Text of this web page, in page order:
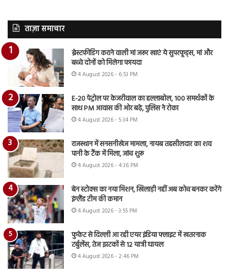
ताज़ा समाचार
ब्रेस्टफीडिंग कराने वाली मां जरूर खाएं ये सुपरफूड्स, मां और
बच्चे दोनों को मिलेगा फायदा
4 August 2026 - 6:53 PM
E-20 पेट्रोल पर केजरीवाल का हल्लाबोल, 100 समर्थकों के
साथ PM आवास की ओर बढ़े, पुलिस ने रोका
4 August 2026 - 5:34 PM
राजस्थान में सनसनीखेज मामला, नायब तहसीलदार का शव
पानी के टैंक में मिला, जांच शुरू
4 August 2026 - 4:36 PM
बेन स्टोक्स का नया मिशन, खिलाड़ी नहीं अब कोच बनकर करेंगे
इंग्लैंड टीम की कमान
4 August 2026 - 3:55 PM
फुकेट से दिल्ली आ रही एयर इंडिया फ्लाइट में खतरनाक
टर्बुलेंस, तेज झटकों से 12 यात्री घायल
4 August 2026 - 2:46 PM